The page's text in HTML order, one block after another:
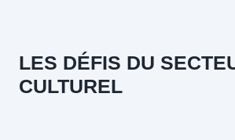
LES DÉFIS DU
CULTUREL